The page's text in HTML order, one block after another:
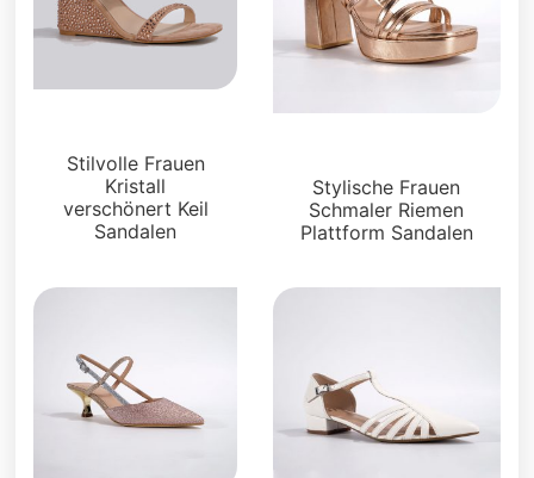
Stilvolle Frauen
Kristall
verschönert Keil
Sandalen
Stylische Frauen
Schmaler Riemen
Plattform Sandalen